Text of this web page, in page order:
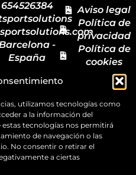
utilizamos tecnologías como
a la información del
tecnologías nos permitirá
de navegación o las
No consentir o retirar el
a ciertas
654526384
-
España
contacto
Aviso legal
Política de
privacidad
Política de
cookies
Mapa del
sitio